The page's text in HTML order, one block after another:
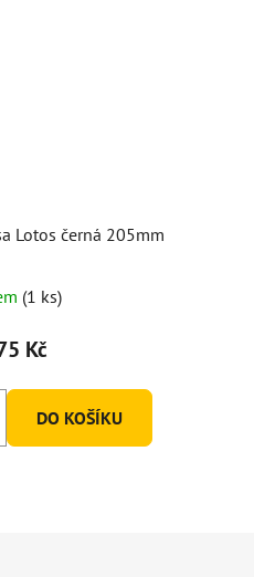
Lotos černá 205mm
(1 ks)
Kč
DO KOŠÍKU